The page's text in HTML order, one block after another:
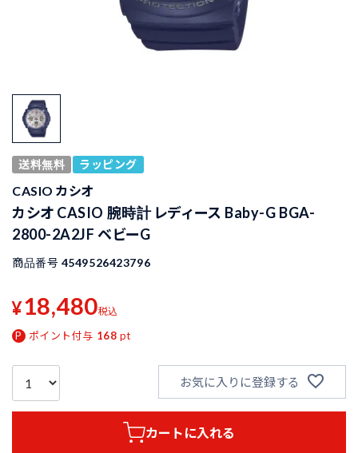
送料無料 ラッピング
CASIO カシオ
カシオ CASIO 腕時計 レディース Baby-G BGA-
2800-2A2JF ベビーG
商品番号 4549526423796
¥18,480税込
ポイント付与 168 pt
お気に入りに登録する
カートに入れる